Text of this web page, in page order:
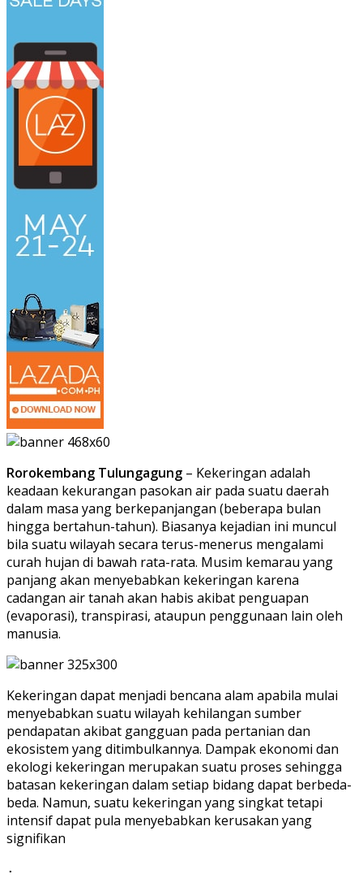
Rorokembang Tulungagung – Kekeringan adalah
keadaan kekurangan pasokan air pada suatu daerah
dalam masa yang berkepanjangan (beberapa bulan
hingga bertahun-tahun). Biasanya kejadian ini muncul
bila suatu wilayah secara terus-menerus mengalami
curah hujan di bawah rata-rata. Musim kemarau yang
panjang akan menyebabkan kekeringan karena
cadangan air tanah akan habis akibat penguapan
(evaporasi), transpirasi, ataupun penggunaan lain oleh
manusia.
Kekeringan dapat menjadi bencana alam apabila mulai
menyebabkan suatu wilayah kehilangan sumber
pendapatan akibat gangguan pada pertanian dan
ekosistem yang ditimbulkannya. Dampak ekonomi dan
ekologi kekeringan merupakan suatu proses sehingga
batasan kekeringan dalam setiap bidang dapat berbeda-
beda. Namun, suatu kekeringan yang singkat tetapi
intensif dapat pula menyebabkan kerusakan yang
signifikan
.